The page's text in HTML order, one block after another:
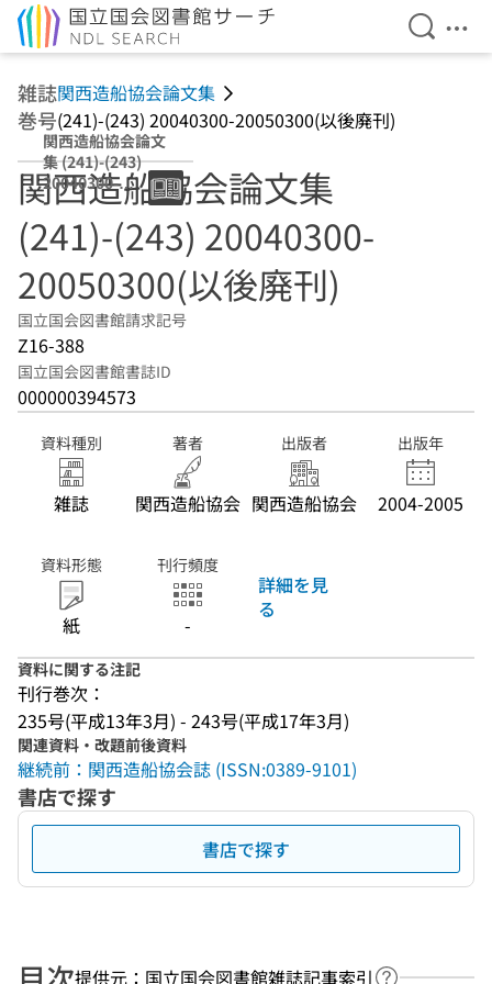
検索を
メ
雑誌関西造船協会論文集
巻号(241)-(243) 20040300-20050300(以後廃刊)
関西造船協会論文
集 (241)-(243)
20040300-
20050300(以後廃
刊)
関西造船協会論文集
(241)-(243) 20040300-
20050300(以後廃刊)
国立国会図書館請求記号
Z16-388
国立国会図書館書誌ID
000000394573
資料種別
雑誌
著者
関西造船協会
出版者
関西造船協会
出版年
2004-2005
資料形態
紙
刊行頻度
-
詳細を見
る
資料に関する注記
刊行巻次：
235号(平成13年3月) - 243号(平成17年3月)
関連資料・改題前後資料
継続前：関西造船協会誌 (ISSN:0389-9101)
書店で探す
書店で探す
提供元：国立国会図書館雑誌記事索引